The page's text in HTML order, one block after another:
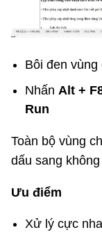
Bôi đen
Nhấn Alt +
Run
Toàn bộ vùng
dấu sang
Ưu điểm
Xử lý cực